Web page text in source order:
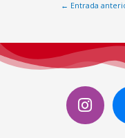
← Entrada